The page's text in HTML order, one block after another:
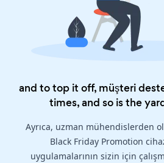
and to top it off, müşteri
times, and so is the
Ayrıca, uzman mühendislerden
Black Friday Promotion
uygulamalarının sizin için